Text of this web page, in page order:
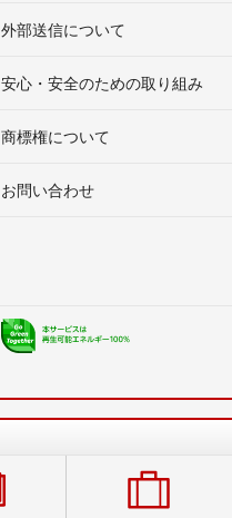
外部送信について
安心・安全のための取り組み
商標権について
お問い合わせ